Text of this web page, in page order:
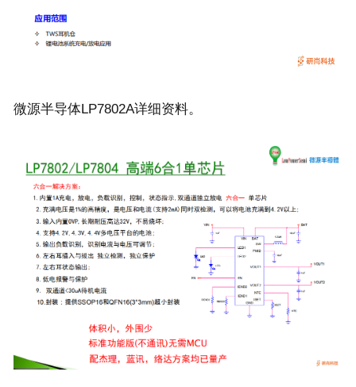
微源半导体LP7802A详细资料。